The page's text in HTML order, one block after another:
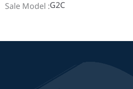
Sale Model :G2C